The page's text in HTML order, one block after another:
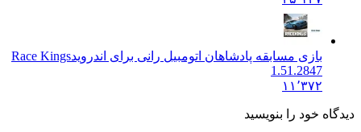
بازی مسابقه پادشاهان اتومبیل رانی برای اندروید Race Kings
1.51.2847
۱۱٬۳۷۲
خود را بنویسید